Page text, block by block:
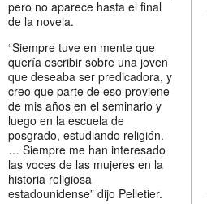
pero no aparece hasta el final
de la novela.
“Siempre tuve en mente que
quería escribir sobre una joven
que deseaba ser predicadora, y
creo que parte de eso proviene
de mis años en el seminario y
luego en la escuela de
posgrado, estudiando religión.
… Siempre me han interesado
las voces de las mujeres en la
historia religiosa
estadounidense” dijo Pelletier.